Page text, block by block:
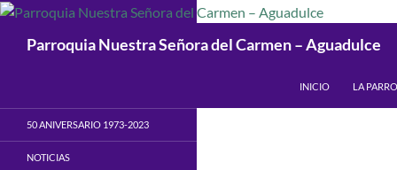
Saltar
contenido
Parroquia Nuestra Señora del Carmen – Aguadulce
INICIO LA
50 ANIVERSARIO 1973-2023
NOTICIAS